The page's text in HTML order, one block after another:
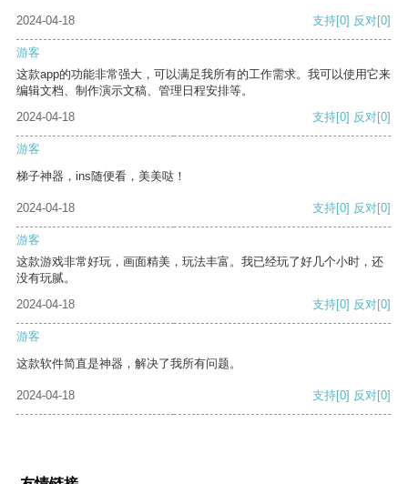
2024-04-18 支持[0] 反对[0]
游客
这款app的功能非常强大，可以满足我所有的工作需求。我可以使用它来
编辑文档、制作演示文稿、管理日程安排等。
2024-04-18
支持[0] 反对[0]
游客
梯子神器，ins随便看，美美哒！
2024-04-18 支持[0] 反对[0]
游客
这款游戏非常好玩，画面精美，玩法丰富。我已经玩了好几个小时，还
没有玩腻。
2024-04-18
支持[0] 反对[0]
游客
这款软件简直是神器，解决了我所有问题。
2024-04-18 支持[0] 反对[0]